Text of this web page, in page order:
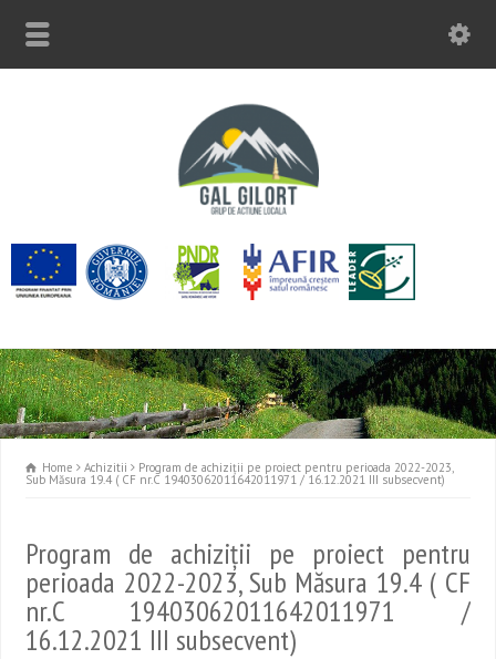
Home Achizitii Program de achiziții pe proiect pentru perioada 2022-2023,
Sub Măsura 19.4 ( CF nr.C 19403062011642011971 / 16.12.2021 III subsecvent)
Program de achiziții pe proiect pentru
perioada 2022-2023, Sub Măsura 19.4 ( CF
nr.C 19403062011642011971 /
16.12.2021 III subsecvent)